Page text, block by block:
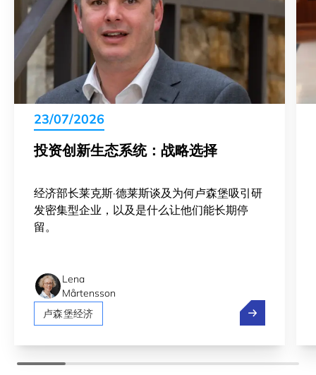
23/07/2026
投资创新生态系统：战略选择
经济部长莱克斯·德莱斯谈及为何卢森堡吸引研
发密集型企业，以及是什么让他们能长期停
留。
Lena
Mårtensson
卢森堡经济
投资创新生态